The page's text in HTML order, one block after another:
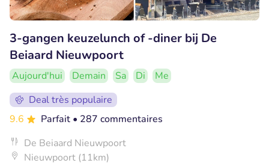
3-gangen keuzelunch of -diner bij De
Beiaard Nieuwpoort
Aujourd'hui Demain Sa Di
Me
Deal très populaire
9.6
Parfait • 287 commentaires
De Beiaard Nieuwpoort
Nieuwpoort (11km)